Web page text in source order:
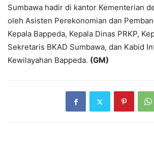
Sumbawa hadir di kantor Kementerian
oleh Asisten Perekonomian dan
Kepala Bappeda, Kepala Dinas PRKP,
Sekretaris BKAD Sumbawa, dan Kabid
Kewilayahan Bappeda. (GM)